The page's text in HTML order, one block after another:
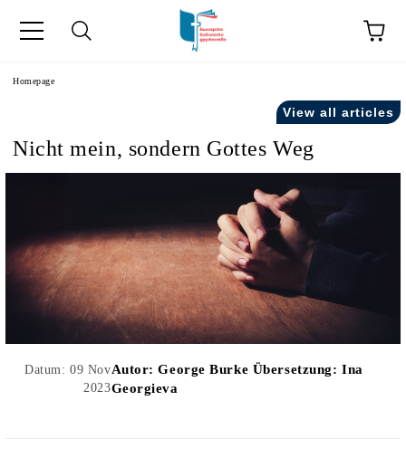
Homepage
View all articles
Nicht mein, sondern Gottes Weg
Datum: 09 Nov
2023
Autor: George Burke Übersetzung: Ina
Georgieva